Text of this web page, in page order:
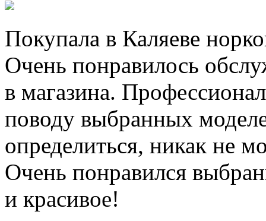
Покупала в Каляеве
Очень понравилось
в магазина.
поводу выбранных
определиться, никак не
Очень понравился
и красивое!